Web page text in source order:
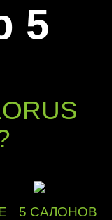
5
5 САЛОНОВ